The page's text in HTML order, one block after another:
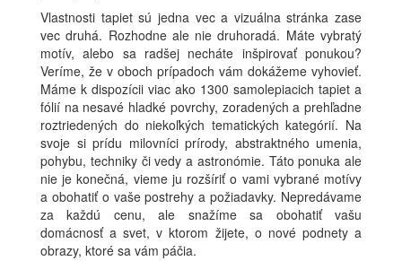
Vlastnosti tapiet sú jedna vec a vizuálna stránka zase
vec druhá. Rozhodne ale nie druhoradá. Máte vybratý
motív, alebo sa radšej necháte inšpirovať ponukou?
Veríme, že v oboch prípadoch vám dokážeme vyhovieť.
Máme k dispozícii viac ako 1300 samolepiacich tapiet a
fólií na nesavé hladké povrchy, zoradených a prehľadne
roztriedených do niekoľkých tematických kategórií. Na
svoje si prídu milovníci prírody, abstraktného umenia,
pohybu, techniky či vedy a astronómie. Táto ponuka ale
nie je konečná, vieme ju rozšíriť o vami vybrané motívy
a obohatiť o vaše postrehy a požiadavky. Nepredávame
za každú cenu, ale snažíme sa obohatiť vašu
domácnosť a svet, v ktorom žijete, o nové podnety a
obrazy, ktoré sa vám páčia.